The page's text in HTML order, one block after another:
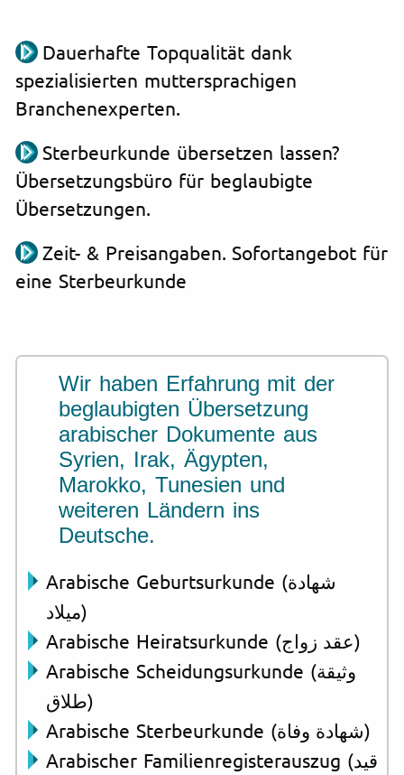
Dauerhafte Topqualität dank
spezialisierten muttersprachigen
Branchenexperten.
Sterbeurkunde übersetzen lassen?
Übersetzungsbüro für beglaubigte
Übersetzungen.
Zeit- & Preisangaben. Sofortangebot für
eine Sterbeurkunde
Wir haben Erfahrung mit der
beglaubigten Übersetzung
arabischer Dokumente aus
Syrien, Irak, Ägypten,
Marokko, Tunesien und
weiteren Ländern ins
Deutsche.
Arabische Geburtsurkunde (شهادة
ميلاد)
Arabische Heiratsurkunde (عقد زواج)
Arabische Scheidungsurkunde (وثيقة
طلاق)
Arabische Sterbeurkunde (شهادة وفاة)
Arabischer Familienregisterauszug (قيد